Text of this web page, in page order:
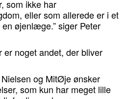
som ikke har
eller som allerede er i et
øjenlæge.” siger Peter
er noget andet, der bliver
og MitØje ønsker
som kun har meget lille